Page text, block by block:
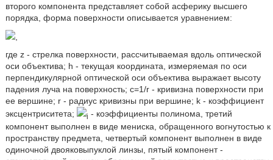
второго компонента представляет собой асферику высшего
порядка, форма поверхности описывается уравнением:
,
где z - стрелка поверхности, рассчитываемая вдоль оптической
оси объектива; h - текущая координата, измеряемая по оси
перпендикулярной оптической оси объектива выражает высоту
падения луча на поверхность; c=1/r - кривизна поверхности при
ее вершине; r - радиус кривизны при вершине; k - коэффициент
эксцентриситета;
i - коэффициенты полинома, третий
компонент выполнен в виде мениска, обращенного вогнутостью к
пространству предмета, четвертый компонент выполнен в виде
одиночной двояковыпуклой линзы, пятый компонент -